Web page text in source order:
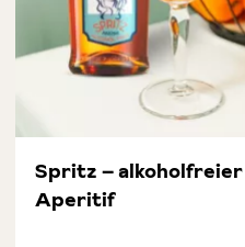
Spritz – alkoholfreier
Aperitif